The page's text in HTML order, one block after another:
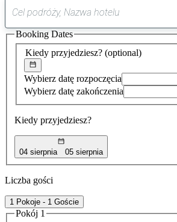
sugestia
została
znaleziona
Kiedy przyjedziesz? (optional)
Wybierz datę rozpoczęcia
Wybierz datę zakończenia
Kiedy przyjedziesz?
04 sierpnia 05 sierpnia
Booking Dates
Liczba gości
1 Pokoje - 1 Goście
Pokój 1